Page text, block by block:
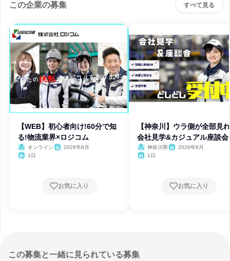
この企業の募集 すべて見る
【WEB】初心者向け!60分で知
る!物流業界×ロジコム
オンライン
2026年8月
1日
お気に入り
【神奈川】ウラ側が全部見
会社見学&カジュアル座談会
神奈川県
2026年8月
1日
お気に入り
この募集と一緒に見られている募集